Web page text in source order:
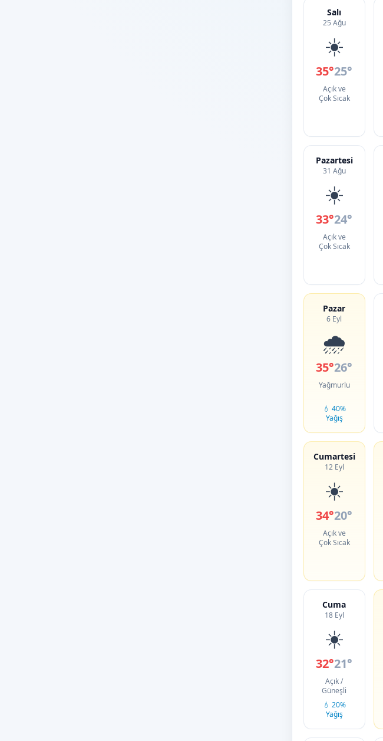
Salı
25 Ağu
☀️
35°25°
Açık ve
Çok Sıcak
Pazartesi
31 Ağu
☀️
33°24°
Açık ve
Çok Sıcak
Pazar
6 Eyl
🌧️
35°26°
Yağmurlu
💧 40%
Yağış
Cumartesi
12 Eyl
☀️
34°20°
Açık ve
Çok Sıcak
Cuma
18 Eyl
☀️
32°21°
Açık /
Güneşli
💧 20%
Yağış